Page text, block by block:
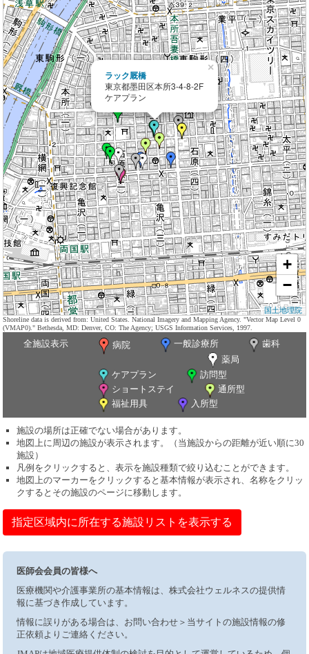
ラック厩橋
東京都墨田区本所3-4-8-2F
ケアプラン
×
+
−
国土地理院
Shoreline data is derived from: United States. National Imagery and Mapping Agency. "Vector Map Level 0
(VMAP0)." Bethesda, MD: Denver, CO: The Agency; USGS Information Services, 1997.
全施設表示 病院 一般診療所
歯科
薬局
ケアプラン
訪問型
ショートステイ
通所型
福祉用具
入所型
施設の場所は正確でない場合があります。
地図上に周辺の施設が表示されます。（当施設からの距離が近い順に30
施設）
凡例をクリックすると、表示を施設種類で絞り込むことができます。
地図上のマーカーをクリックすると基本情報が表示され、名称をクリッ
クするとその施設のページに移動します。
指定区域内に所在する施設リストを表示する
医師会会員の皆様へ
医療機関や介護事業所の基本情報は、株式会社ウェルネスの提供情
報に基づき作成しています。
情報に誤りがある場合は、お問い合わせ＞当サイトの施設情報の修
正依頼よりご連絡ください。